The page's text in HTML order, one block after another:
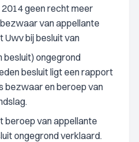
geen recht meer
van appellante
Uwv bij besluit van
ongegrond
besluit ligt een rapport
bezwaar en beroep van
beroep van appellante
ongegrond verklaard.